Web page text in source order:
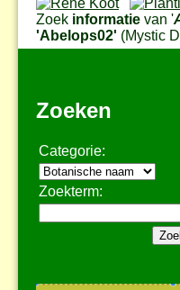
Zoek informatie van '
'Abelops02' (Mystic
Zoeken
Categorie:
Zoekterm: